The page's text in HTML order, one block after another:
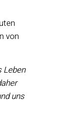
von
Leben
uns